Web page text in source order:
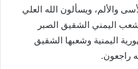
والألم، ويسألون الله العلي
اليمني الشقيق الصبر
اليمنية وشعبها الشقيق
راجعون.